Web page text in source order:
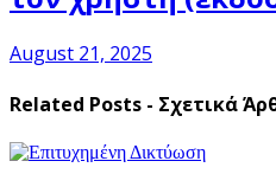
August 21, 2025
Related Posts - Σχετικά